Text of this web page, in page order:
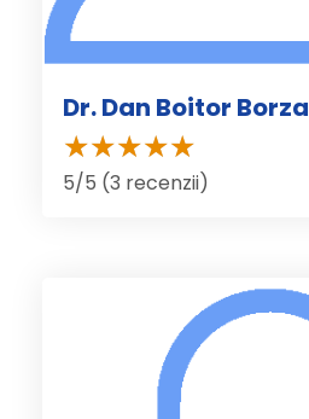
Dr. Dan Boitor Borza
5/5 (3 recenzii)